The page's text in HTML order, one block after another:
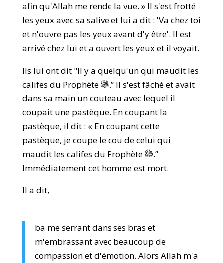
afin qu'Allah me rende la vue. » Il s'est frotté
les yeux avec sa salive et lui a dit : 'Va chez toi
et n'ouvre pas les yeux avant d'y être'. Il est
arrivé chez lui et a ouvert les yeux et il voyait.
Ils lui ont dit "Il y a quelqu'un qui maudit les
califes du Prophète
.” Il s'est fâché et avait
dans sa main un couteau avec lequel il
coupait une pastèque. En coupant la
pastèque, il dit : « En coupant cette
pastèque, je coupe le cou de celui qui
maudit les califes du Prophète
.”
Immédiatement cet homme est mort.
Il a dit,
ba me serrant dans ses bras et
m'embrassant avec beaucoup de
compassion et d'émotion. Alors Allah m'a